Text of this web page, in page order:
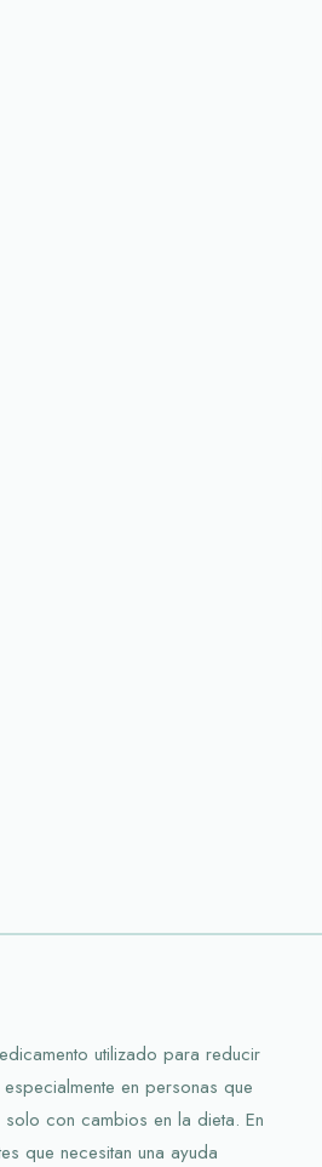
utilizado para reducir
en personas que
con cambios en la dieta. En
que necesitan una ayuda